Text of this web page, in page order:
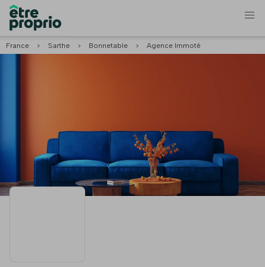
France > Sarthe > Bonnetable > Agence Immoté